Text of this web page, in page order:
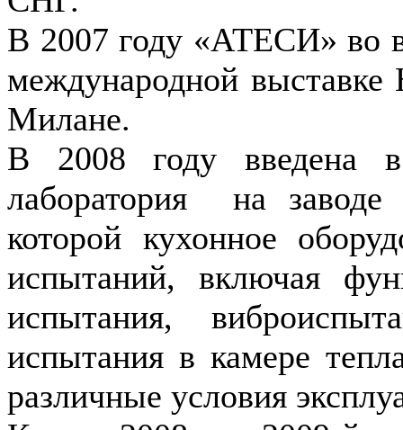
В 2007 году «АТЕСИ» во
международной
Милане.
В 2008 году введена в
лаборатория на
которой кухонное
испытаний, включая
испытания,
испытания в камере
различные условия